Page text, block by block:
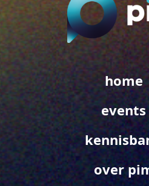
home
events
over